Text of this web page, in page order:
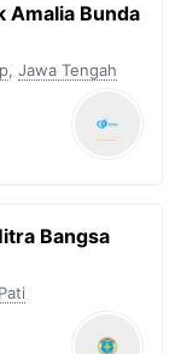
Amalia Bunda
, Jawa Tengah
Bangsa
Pati